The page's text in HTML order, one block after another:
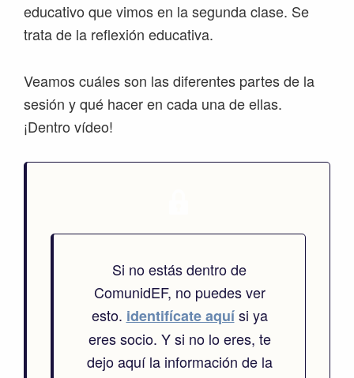
educativo que vimos en la segunda clase. Se
trata de la reflexión educativa.
Veamos cuáles son las diferentes partes de la
sesión y qué hacer en cada una de ellas.
¡Dentro vídeo!
Si no estás dentro de
ComunidEF, no puedes ver
esto. identifícate aquísi ya
eres socio. Y si no lo eres, te
dejo aquí la información de la